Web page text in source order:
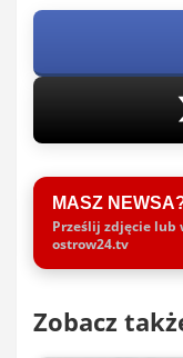
MASZ
Prześlij zdjęcie lub
ostrow24.tv
Zobacz